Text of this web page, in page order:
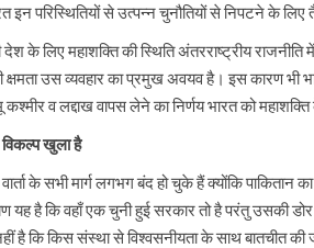
इन परिस्थितियों से उत्पन्न चुनौतियों से निपटने के लिए
देश के लिए महाशक्ति की स्थिति अंतरराष्ट्रीय
क्षमता उस व्यवहार का प्रमुख अवयव है। इस कारण भी
व लद्दाख वापस लेने का निर्णय भारत को
खुला है
वार्ता के सभी मार्ग लगभग बंद हो चुके हैं क्योंकि
यह है कि वहाँ एक चुनी हुई सरकार तो है परंतु उसकी
है कि किस संस्था से विश्वसनीयता के साथ बातचीत